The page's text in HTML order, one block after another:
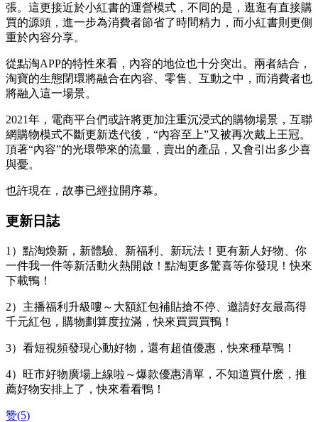
張。這更接近於小紅書的運營模式，不同的是，逛逛有直接購
買的源頭，進一步為消費者節省了時間精力，而小紅書則更側
重於內容分享。
從點淘APP的特性來看，內容的地位也十分突出。兩者結合，
淘寶的生態閉環將融合在內容、零售、互動之中，而消費者也
將融入這一場景。
2021年，電商平台們或許將更加注重沉浸式的購物場景，互聯
網購物模式不斷更新迭代後，“內容至上”又被再次戴上王冠。
頂著“內容”的光環帶來的流量，賣出的產品，又會引出多少喜
與憂。
也許現在，故事已經拉開序幕。
更新日誌
1）點淘煥新，新體驗、新福利、新玩法！更有新人好物、你
一件我一件等新活動火熱開啟！點淘更多驚喜等你發現！快來
下載鴨！
2）主播福利升級嘍～大額紅包補貼搶不停、邀請好友最高得
千元紅包，購物劃算度拉滿，快來買買買鴨！
3）看短視頻發現心動好物，還有超值優惠，快來種草鴨！
4）旺市好物廣場上線啦～爆款優惠清單，不知道買什麽，推
薦好物安排上了，快來看看鴨！
赞(5)